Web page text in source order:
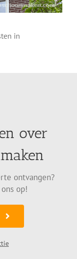
over
ontvangen?
op!